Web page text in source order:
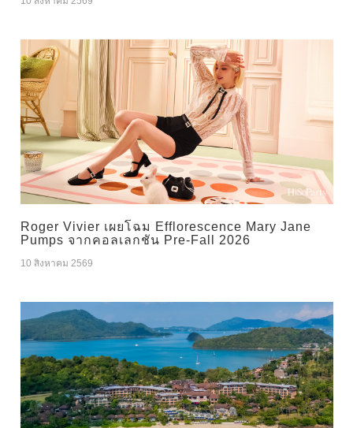
Roger Vivier เผยโฉม Efflorescence Mary Jane
Pumps จากคอลเลกชัน Pre-Fall 2026
10 สิงหาคม 2569